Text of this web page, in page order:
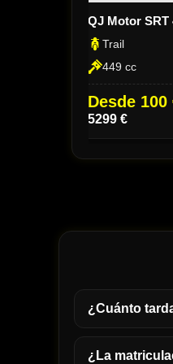
QJ Motor SRT
Trail
449 cc
Desde 100
5299 €
¿Cuánto
¿La